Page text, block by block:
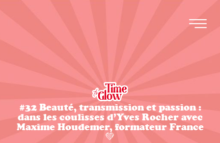
#32 Beauté, transmission et passion :
dans les coulisses d’Yves Rocher avec
Maxime Houdemer, formateur France
💚